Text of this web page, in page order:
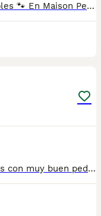
🐾 MAISON PET – Cachorros disponibles 🐾 En Maison Pet contamos con cachorros disponibles de varias razas criados con dedicación, responsabilidad y mucho amor. 📍 Nos encontramos en Alameda de la Sagra (Toledo) y somos un criadero con Núcleo Zoológico propio y todos los permisos en regla. Trabajamos con más de 20 razas, entre ellas: 🐶 Pomerania 🐶 Teckel arlequín 🐶 Teckel negro fuego 🐶 Chihuahua 🐶 Mini Pinscher 🐶 Bodeguero 🐶 Shih Tzu 🐶 Golden Retriever 🐶 Dálmata 🐶 Bulldog Francés Fluffy 🐶 Bichón Maltés ✨ ¡y muchas más! Seleccionamos cuidadosamente nuestros ejemplares para ofrecer cachorros con excelente salud, genética y morfología, respetando siempre los estándares de cada raza. Contamos con un equipo especializado para cada raza, lo que nos permite dedicarles el tiempo, cuidados y atención necesarios. Nuestros cachorros nacen y crecen en ambiente familiar, con condiciones higiénico-sanitarias excepcionales y están correctamente socializados, fomentando un carácter equilibrado y tranquilo con personas y otros animales. 📋 Nuestros cachorros se entregan con: ✔ Vacunas correspondientes a su edad y cartilla veterinaria ✔ Desparasitación interna y externa ✔ Garantía vírica de 14 días ✔ Garantía congénita/genética mortal de 1 año ✔ Seguimiento y asesoramiento durante los primeros 15 días tras la llegada a su nuevo hogar 💰 Importante: Los precios que aparecen en los anuncios corresponden al importe de reserva del cachorro. El precio final puede variar según morfología, genética, calidad del ejemplar y disponibilidad en ese momento. 📲 Más información o disponibilidad: WhatsApp: 34 639 14 55 03 📸 Instagram: @maisonpetmadrid 🎵 TikTok: @maisonpetspain ✨ Estaremos encantados de ayudarte a encontrar a tu nuevo compañero de vida.
Cachorros de Golden retriever. Padres con muy buen pedigree nietos de multi campeones. Padres libres de displasia certificado por setov. Se entregan con dos meses: Vacunados, desparasitados , con garantía virica y garantía de tara congénita...